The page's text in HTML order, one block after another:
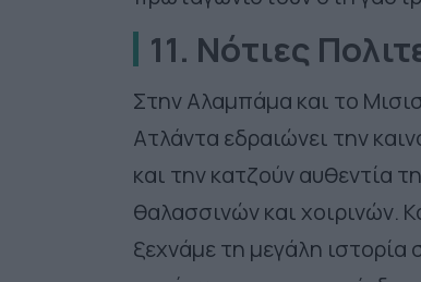
11. Νότιες
Στην Αλαμπάμα και το
Ατλάντα εδραιώνει την
και την κατζούν αυθεντία
θαλασσινών και χοιρινών.
ξεχνάμε τη μεγάλη